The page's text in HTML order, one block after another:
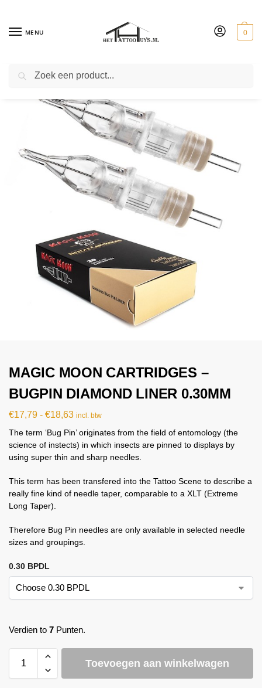
MENU 0
MAGIC MOON CARTRIDGES –
BUGPIN DIAMOND LINER 0.30MM
€17,79 - €18,63 incl. btw
The term ‘Bug Pin’ originates from the field of entomology (the
science of instects) in which insects are pinned to displays by
using super thin and sharp needles.
This term has been transfered into the Tattoo Scene to describe a
really fine kind of needle taper, comparable to a XLT (Extreme
Long Taper).
Therefore Bug Pin needles are only available in selected needle
sizes and groupings.
0.30 BPDL
Verdien to 7 Punten.
Toevoegen aan winkelwagen